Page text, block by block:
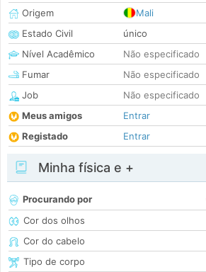
Origem
Mali
Estado Civil
único
Nível Acadêmico
Não especificado
Fumar
Não especificado
Job
Não especificado
Meus amigos
Entrar
Registado
Entrar
Minha física e +
Procurando por
Cor dos olhos
Cor do cabelo
Tipo de corpo